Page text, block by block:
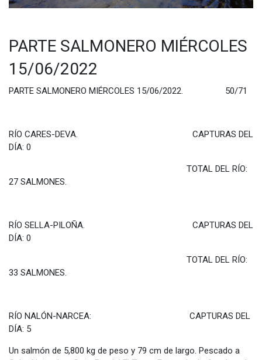
PARTE SALMONERO MIÉRCOLES
15/06/2022
PARTE SALMONERO MIÉRCOLES 15/06/2022. 50/71
RÍO CARES-DEVA. CAPTURAS DEL
DÍA: 0
TOTAL DEL RÍO:
27 SALMONES.
RÍO SELLA-PILOÑA. CAPTURAS DEL
DÍA: 0
TOTAL DEL RÍO:
33 SALMONES.
RÍO NALÓN-NARCEA: CAPTURAS DEL
DÍA: 5
Un salmón de 5,800 kg de peso y 79 cm de largo. Pescado a